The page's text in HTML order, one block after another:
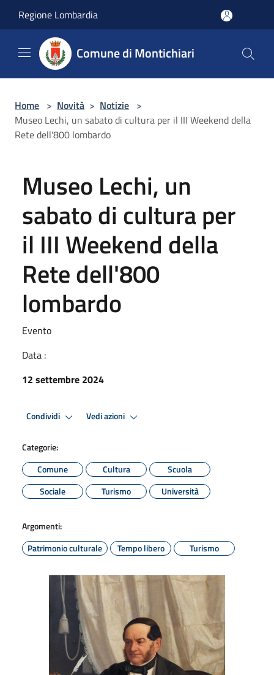
Regione Lombardia
Comune di Montichiari
Home > Novità > Notizie >
Museo Lechi, un sabato di cultura per il III Weekend della
Rete dell'800 lombardo
Museo Lechi, un
sabato di cultura per
il III Weekend della
Rete dell'800
lombardo
Evento
Data :
12 settembre 2024
Condividi Vedi azioni
Categorie:
Comune
Cultura
Scuola
Sociale
Turismo Università
Argomenti:
Patrimonio culturale
Tempo libero Turismo